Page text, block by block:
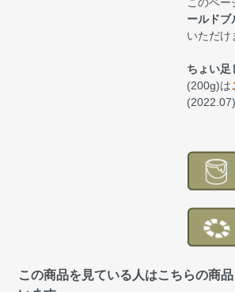
ールドブ
いただけ
ちょい足
(200g)は
(2022.07)
この商品を見ている人はこちらの商